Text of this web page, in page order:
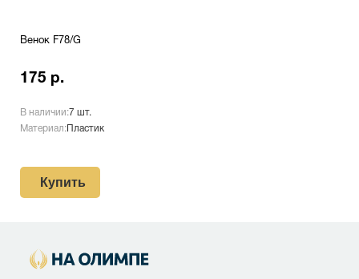
Венок F78/G
175 р.
В наличии:7 шт.
Материал: Пластик
Купить